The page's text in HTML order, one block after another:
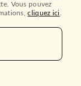
Vous pouvez
cliquez ici